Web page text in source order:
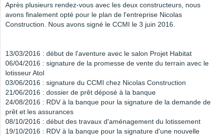
Après plusieurs rendez-vous avec les deux constructeurs, nous
avons finalement opté pour le plan de l'entreprise Nicolas
Construction. Nous avons signé le CCMI le 3 juin 2016.
13/03/2016 : début de l'aventure avec le salon Projet Habitat
06/04/2016 : signature de la promesse de vente du terrain avec le
lotisseur Atol
03/06/2016 : signature du CCMI chez Nicolas Construction
21/06/2016 : dossier de prêt déposé à la banque
24/08/2016 : RDV à la banque pour la signature de la demande de
prêt et les assurances
08/10/2016 : début des travaux d'aménagement du lotissement
19/10/2016 : RDV à la banque pour la signature d'une nouvelle